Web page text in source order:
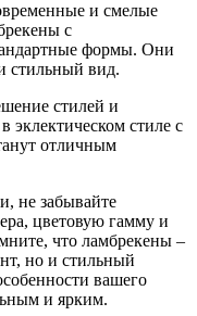
и смелые
с
формы. Они
стильный вид.
стилей и
эклектическом стиле с
отличным
не забывайте
цветовую гамму и
что ламбрекены –
но и стильный
вашего
и ярким.